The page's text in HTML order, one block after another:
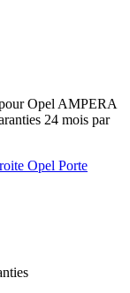
Opel AMPERA
24 mois par
Opel Porte